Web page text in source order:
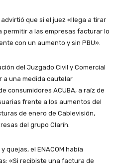
que si el juez «llega a tirar
permitir a las empresas facturar lo
con un aumento y sin PBU».
del Juzgado Civil y Comercial
a una medida cautelar
consumidores ACUBA, a raíz de
frente a los aumentos del
de enero de Cablevisión,
del grupo Clarín.
quejas, el ENACOM había
«Si recibiste una factura de